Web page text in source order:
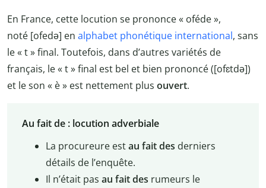
En France, cette locution se prononce « oféde »,
noté [ofedə] en alphabet phonétique international, sans
le « t » final. Toutefois, dans d’autres variétés de
français, le « t » final est bel et bien prononcé ([ofɛtdə])
et le son « è » est nettement plus ouvert.
Au fait de : locution adverbiale
La procureure estau fait des derniers
détails de l’enquête.
Il n’était pas au fait des rumeurs le